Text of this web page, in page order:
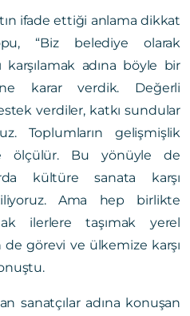
ifade ettiği anlama dikkat
“Biz belediye olarak
karşılamak adına böyle bir
karar verdik. Değerli
verdiler, katkı sundular
Toplumların gelişmişlik
ölçülür. Bu yönüyle de
kültüre sanata karşı
Ama hep birlikte
ilerlere taşımak yerel
görevi ve ülkemize karşı
sanatçılar adına konuşan